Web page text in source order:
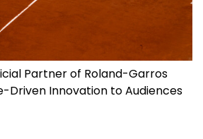
Partner of Roland-Garros
Driven Innovation to Audiences